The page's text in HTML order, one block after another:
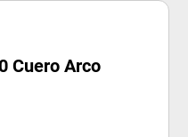
Cuero Arco